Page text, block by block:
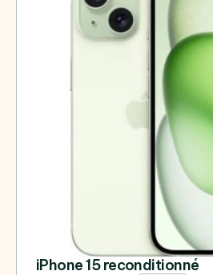
iPhone 15 reconditionné